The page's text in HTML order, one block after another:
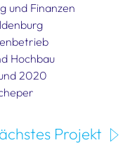
und Finanzen
Hochbau
2020
Projekt